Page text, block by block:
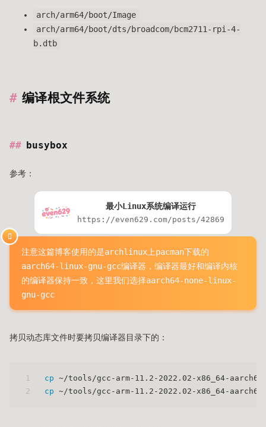
arch/arm64/boot/Image
arch/arm64/boot/dts/broadcom/bcm2711-rpi-4-
b.dtb
编译根文件系统
busybox
参考：
最小Linux系统编译运行
https://even629.com/posts/42869
注意这篇博客使用的是archlinux上pacman下载的
aarch64-linux-gnu-gcc编译器，编译器最好和编译内核
的编译器保持一致，这里我们选择aarch64-none-linux-
gnu-gcc
拷贝动态库文件时要拷贝编译器目录下的：
1
2
cp ~/tools/gcc-arm-11.2-2022.02-x86_64-
cp ~/tools/gcc-arm-11.2-2022.02-x86_64-